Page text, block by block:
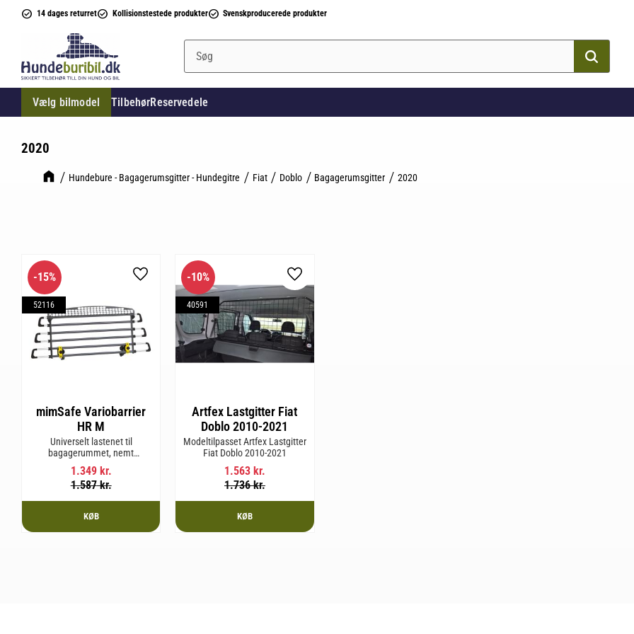
14 dages returret Kollisionstestede produkter Svenskproducerede produkter
Vælg bilmodel TilbehørReservedele
2020
Hundebure - Bagagerumsgitter - Hundegitre Fiat Doblo Bagagerumsgitter 2020
mimSafe Variobarrier
HR M
Universelt lastenet til
bagagerummet, nemt
justerbart, så det passer til din
bils form for en sikker og tryg
rejse med kæledyr eller last.
1.349kr.
1.587kr.
15%
52116
Gem som favorit
KØB
Artfex Lastgitter Fiat
Doblo 2010-2021
Modeltilpasset Artfex Lastgitter
Fiat Doblo 2010-2021
1.563kr.
1.736kr.
10%
40591
Gem som favorit
KØB